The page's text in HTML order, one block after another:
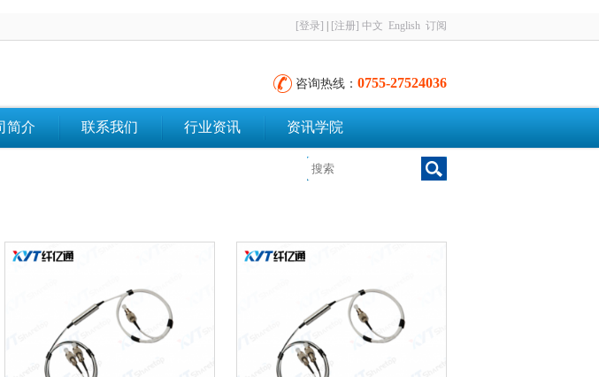
[登录] [注册] 中文 English 订阅
咨询热线： 0755-27524036
简介 联系我们 行业资讯 资讯学院